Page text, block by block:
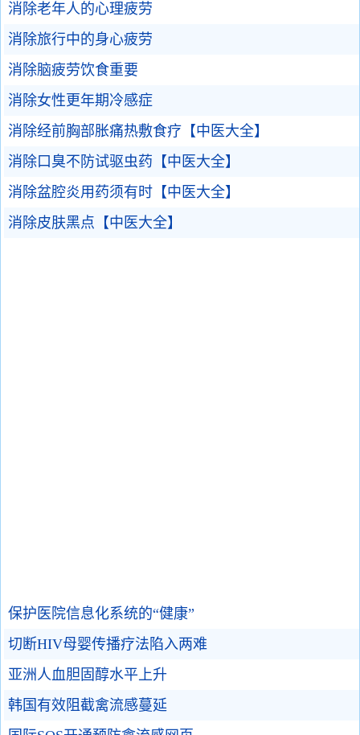
消除老年人的心理疲劳
消除旅行中的身心疲劳
消除脑疲劳饮食重要
消除女性更年期冷感症
消除经前胸部胀痛热敷食疗【中医大全】
消除口臭不防试驱虫药【中医大全】
消除盆腔炎用药须有时【中医大全】
消除皮肤黑点【中医大全】
保护医院信息化系统的“健康”
切断HIV母婴传播疗法陷入两难
亚洲人血胆固醇水平上升
韩国有效阻截禽流感蔓延